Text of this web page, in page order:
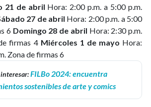
21 de abril Hora: 2:00 p.m. a 5:00 p.m.
27 de abril Hora: 2:00 p.m. a 5:00
6 Domingo 28 de abril Hora: 2:30 p.m.
firmas 4 Miércoles 1 de mayo Hora:
Zona de firmas 6
FILBo 2024: encuentra
sostenibles de arte y comics